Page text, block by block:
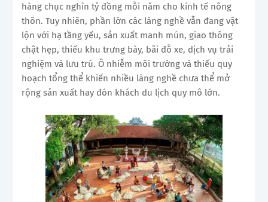
hàng chục nghìn tỷ đồng mỗi năm cho kinh tế nông
thôn. Tuy nhiên, phần lớn các làng nghề vẫn đang vật
lộn với hạ tầng yếu, sản xuất manh mún, giao thông
chật hẹp, thiếu khu trưng bày, bãi đỗ xe, dịch vụ trải
nghiệm và lưu trú. Ô nhiễm môi trường và thiếu quy
hoạch tổng thể khiến nhiều làng nghề chưa thể mở
rộng sản xuất hay đón khách du lịch quy mô lớn.